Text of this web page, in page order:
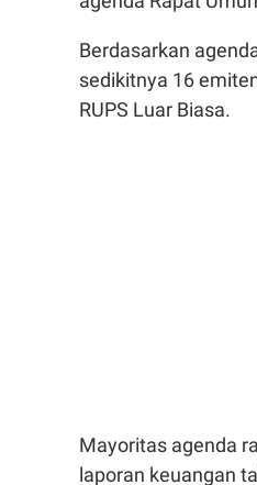
Berdasarkan
sedikitnya 16
RUPS Luar Biasa.
Mayoritas agenda
laporan keuangan